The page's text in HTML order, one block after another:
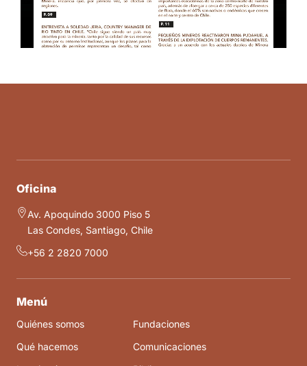
Oficina
Av. Apoquindo 3000 Piso 5
Las Condes, Santiago, Chile
+56 2 2820 7000
Menú
Quiénes somos
Qué hacemos
Fundaciones
Comunicaciones